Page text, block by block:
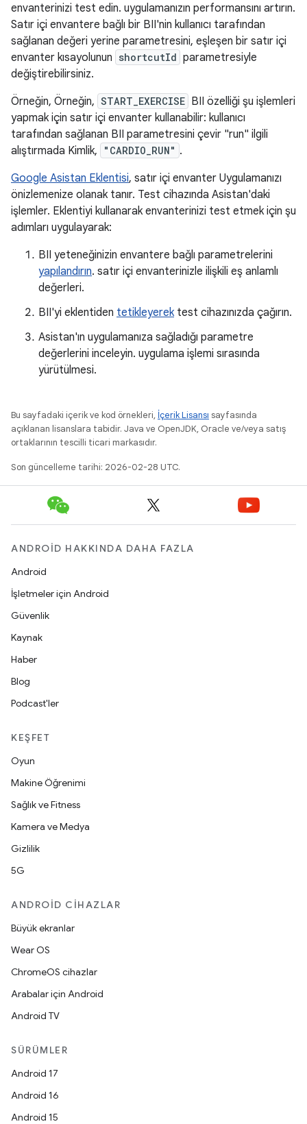
envanterinizi test edin. uygulamanızın performansını artırın.
Satır içi envantere bağlı bir BII'nin kullanıcı tarafından
sağlanan değeri yerine parametresini, eşleşen bir satır içi
envanter kısayolunun shortcutId parametresiyle
değiştirebilirsiniz.
Örneğin, Örneğin, START_EXERCISE BII özelliği şu işlemleri
yapmak için satır içi envanter kullanabilir: kullanıcı
tarafından sağlanan BII parametresini çevir "run" ilgili
alıştırmada Kimlik,
"CARDIO_RUN" .
Google Asistan Eklentisi, satır içi envanter Uygulamanızı
önizlemenize olanak tanır. Test cihazında Asistan'daki
işlemler. Eklentiyi kullanarak envanterinizi test etmek için şu
adımları uygulayarak:
BII yeteneğinizin envantere bağlı parametrelerini
yapılandırın. satır içi envanterinizle ilişkili eş anlamlı
değerleri.
BII'yi eklentiden tetikleyerektest cihazınızda çağırın.
Asistan'ın uygulamanıza sağladığı parametre
değerlerini inceleyin. uygulama işlemi sırasında
yürütülmesi.
Bu sayfadaki içerik ve kod örnekleri, İçerik Lisansı sayfasında
açıklanan lisanslara tabidir. Java ve OpenJDK, Oracle ve/veya satış
ortaklarının tescilli ticari markasıdır.
Son güncelleme tarihi: 2026-02-28 UTC.
ANDROID HAKKINDA DAHA FAZLA
Android
İşletmeler için Android
Güvenlik
Kaynak
Haber
Blog
Podcast'ler
KEŞFET
Oyun
Makine Öğrenimi
Sağlık ve Fitness
Kamera ve Medya
Gizlilik
5G
ANDROID CIHAZLAR
Büyük ekranlar
Wear OS
ChromeOS cihazlar
Arabalar için Android
Android TV
SÜRÜMLER
Android 17
Android 16
Android 15